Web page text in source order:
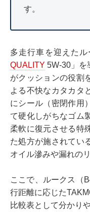
す。
多走行車を迎えたル
QUALITY 5W-30」を
がクッションの役割
よる不快なカタカタ
にシール（密閉作用
て硬化しがちなゴム
柔軟に復元させる特
た処方が施されてい
オイル滲みや漏れの
ここで、ルークス（
行距離に応じた
比較表として分かり